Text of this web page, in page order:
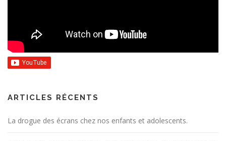
ARTICLES RÉCENTS
La drogue des écrans chez nos enfants et adolescents.